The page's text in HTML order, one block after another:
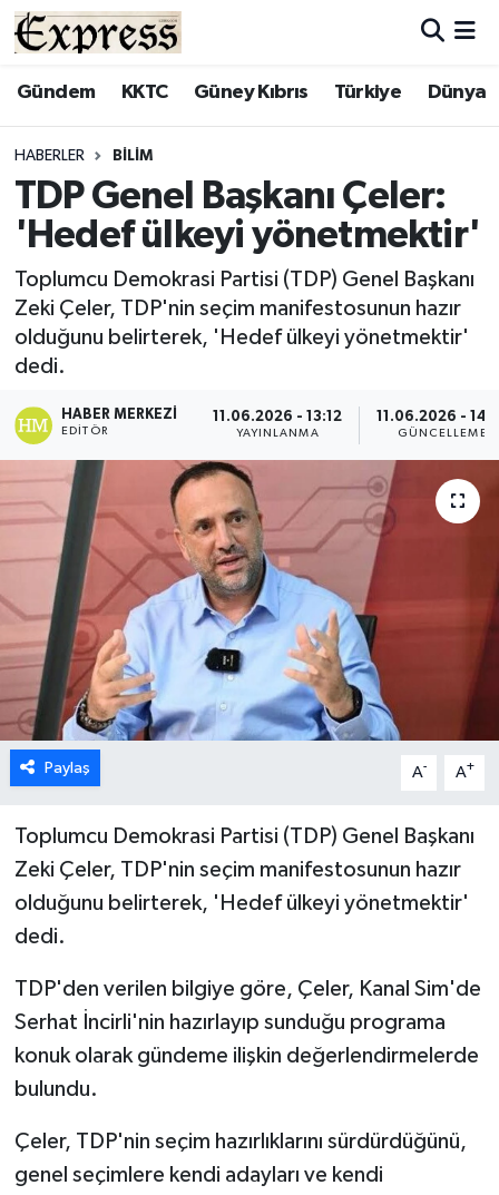
Gündem KKTC Güney Kıbrıs Türkiye Dünya
HABERLER BILIM
TDP Genel Başkanı Çeler:
'Hedef ülkeyi yönetmektir'
Toplumcu Demokrasi Partisi (TDP) Genel Başkanı
Zeki Çeler, TDP'nin seçim manifestosunun hazır
olduğunu belirterek, 'Hedef ülkeyi yönetmektir'
dedi.
HABER MERKEZI
EDITÖR
11.06.2026 - 13:12
YAYINLANMA
11.06.2026 -
GÜNCELLEME
Paylaş A- A+
Toplumcu Demokrasi Partisi (TDP) Genel Başkanı
Zeki Çeler, TDP'nin seçim manifestosunun hazır
olduğunu belirterek, 'Hedef ülkeyi yönetmektir'
dedi.
TDP'den verilen bilgiye göre, Çeler, Kanal Sim'de
Serhat İncirli'nin hazırlayıp sunduğu programa
konuk olarak gündeme ilişkin değerlendirmelerde
bulundu.
Çeler, TDP'nin seçim hazırlıklarını sürdürdüğünü,
genel seçimlere kendi adayları ve kendi
ALAYKÖY
BİLİM
DÜNYA
EĞİTİM
EKONOMİ
ENGLISH
ESENTEPE
GAZİMAĞUSA
GİRNE
GÜNDEM
GÜNEY KIBRIS
KÜLTÜR SANAT
LAPTA
LEFKOŞA
MAGAZİN
ÖZEL HABER
Hava Durumu
Süper Lig Puan Durumu ve Fikstür
Son Dakika Haberleri
Haber Arşivi